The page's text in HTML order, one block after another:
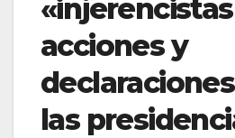
«injerencistas
acciones y
las